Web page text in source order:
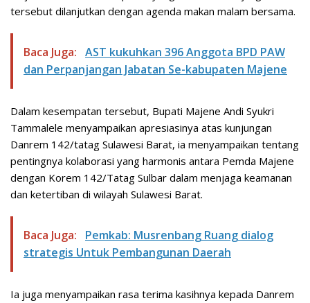
tersebut dilanjutkan dengan agenda makan malam bersama.
Baca Juga: AST kukuhkan 396 Anggota BPD PAW
dan Perpanjangan Jabatan Se-kabupaten Majene
Dalam kesempatan tersebut, Bupati Majene Andi Syukri
Tammalele menyampaikan apresiasinya atas kunjungan
Danrem 142/tatag Sulawesi Barat, ia menyampaikan tentang
pentingnya kolaborasi yang harmonis antara Pemda Majene
dengan Korem 142/Tatag Sulbar dalam menjaga keamanan
dan ketertiban di wilayah Sulawesi Barat.
Baca Juga:
Pemkab: Musrenbang Ruang dialog
strategis Untuk Pembangunan Daerah
Ia juga menyampaikan rasa terima kasihnya kepada Danrem